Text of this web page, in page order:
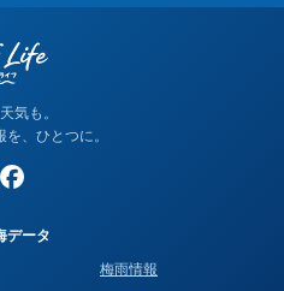
気も。
、ひとつに。
データ
梅雨情報